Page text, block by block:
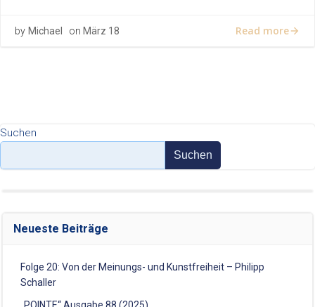
by Michael on März 18 Read more
Suchen
Suchen
Neueste Beiträge
Folge 20: Von der Meinungs- und Kunstfreiheit – Philipp
Schaller